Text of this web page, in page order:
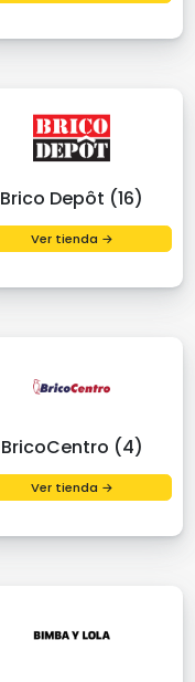
Brico Depôt (16)
Ver tienda →
BricoCentro (4)
Ver tienda →